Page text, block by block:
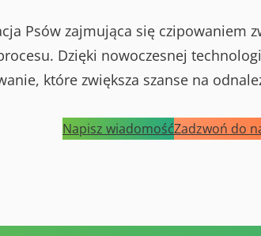
Psów zajmująca się czipowaniem
Dzięki nowoczesnej
które zwiększa szanse na
Napisz wiadomośćZadzwoń do